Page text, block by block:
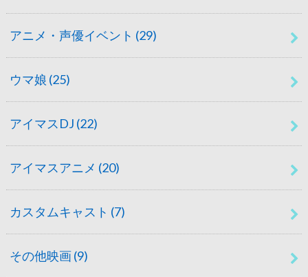
アニメ・声優イベント (29)
ウマ娘 (25)
アイマスDJ (22)
アイマスアニメ (20)
カスタムキャスト (7)
その他映画(9)